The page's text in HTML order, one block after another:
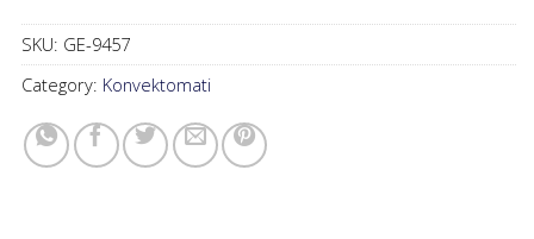
SKU: GE-9457
Category: Konvektomati